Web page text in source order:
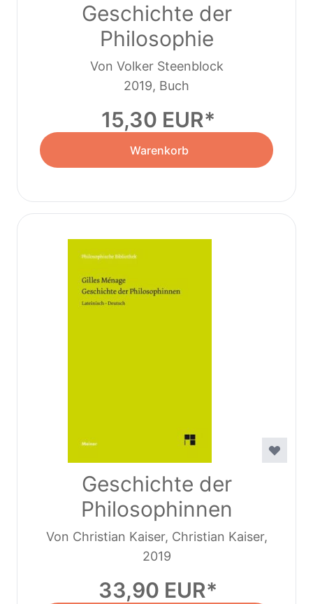
Geschichte der
Philosophie
Von Volker Steenblock
2019, Buch
15,30 EUR
Warenkorb
Geschichte der
Philosophinnen
Von Christian Kaiser, Christian Kaiser,
Christian Kaiser, Plastina Ricklin Sandra,
2019
33,90 EUR